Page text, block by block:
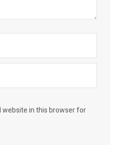
website in this browser for